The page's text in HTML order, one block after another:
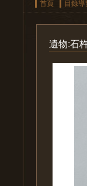
首頁
目錄導
遺物:石